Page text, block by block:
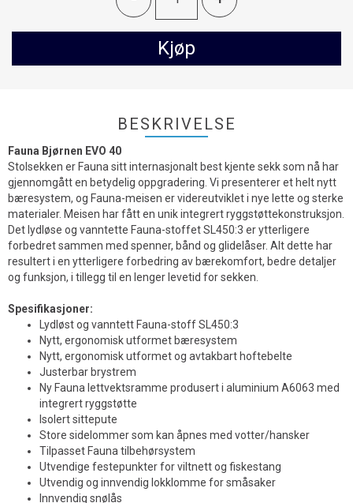
Kjøp
BESKRIVELSE
Fauna Bjørnen EVO 40
Stolsekken er Fauna sitt internasjonalt best kjente sekk som nå har
gjennomgått en betydelig oppgradering. Vi presenterer et helt nytt
bæresystem, og Fauna-meisen er videreutviklet i nye lette og sterke
materialer. Meisen har fått en unik integrert ryggstøttekonstruksjon.
Det lydløse og vanntette Fauna-stoffet SL450:3 er ytterligere
forbedret sammen med spenner, bånd og glidelåser. Alt dette har
resultert i en ytterligere forbedring av bærekomfort, bedre detaljer
og funksjon, i tillegg til en lenger levetid for sekken.
Spesifikasjoner:
Lydløst og vanntett Fauna-stoff SL450:3
Nytt, ergonomisk utformet bæresystem
Nytt, ergonomisk utformet og avtakbart hoftebelte
Justerbar brystrem
Ny Fauna lettvektsramme produsert i aluminium A6063 med
integrert ryggstøtte
Isolert sittepute
Store sidelommer som kan åpnes med votter/hansker
Tilpasset Fauna tilbehørsystem
Utvendige festepunkter for viltnett og fiskestang
Utvendig og innvendig lokklomme for småsaker
Innvendig snølås